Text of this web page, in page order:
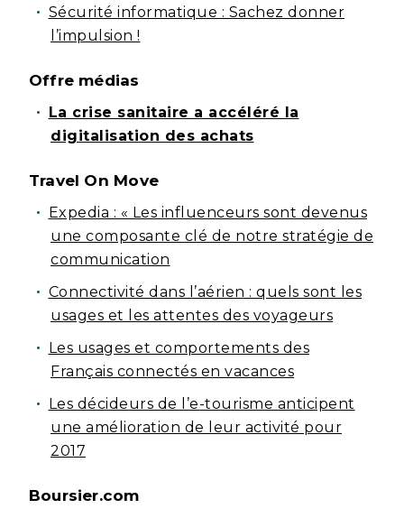
Sécurité informatique : Sachez donner
l’impulsion !
Offre médias
La crise sanitaire a accéléré la
digitalisation des achats
Travel On Move
Expedia : « Les influenceurs sont devenus
une composante clé de notre stratégie de
communication
Connectivité dans l’aérien : quels sont les
usages et les attentes des voyageurs
Les usages et comportements des
Français connectés en vacances
Les décideurs de l’e-tourisme anticipent
une amélioration de leur activité pour
2017
Boursier.com